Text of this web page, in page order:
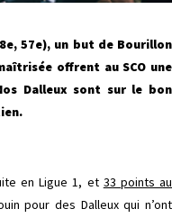
57e), un but de Bourillon
offrent au SCO une
Dalleux sont sur le bon
en Ligue 1, et 33 points au
pour des Dalleux qui n’ont